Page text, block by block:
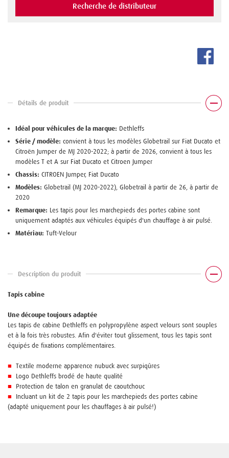
Recherche de distributeur
Détails de produit
Idéal pour véhicules de la marque: Dethleffs
Série / modèle: convient à tous les modèles Globetrail sur Fiat Ducato et
Citroën Jumper de MJ 2020-2022; à partir de 2026, convient à tous les
modèles T et A sur Fiat Ducato et Citroen Jumper
Chassis: CITROEN Jumper, Fiat Ducato
Modèles: Globetrail (MJ 2020-2022), Globetrail à partir de 26, à partir de
2020
Remarque: Les tapis pour les marchepieds des portes cabine sont
uniquement adaptés aux véhicules équipés d'un chauffage à air pulsé.
Matériau: Tuft-Velour
Description du produit
Tapis cabine
Une découpe toujours adaptée
Les tapis de cabine Dethleffs en polypropylène aspect velours sont souples
et à la fois très robustes. Afin d'éviter tout glissement, tous les tapis sont
équipés de fixations complémentaires.
■ Textile moderne apparence nubuck avec surpiqûres
■ Logo Dethleffs brodé de haute qualité
■ Protection de talon en granulat de caoutchouc
■ Incluant un kit de 2 tapis pour les marchepieds des portes cabine
(adapté uniquement pour les chauffages à air pulsé!)